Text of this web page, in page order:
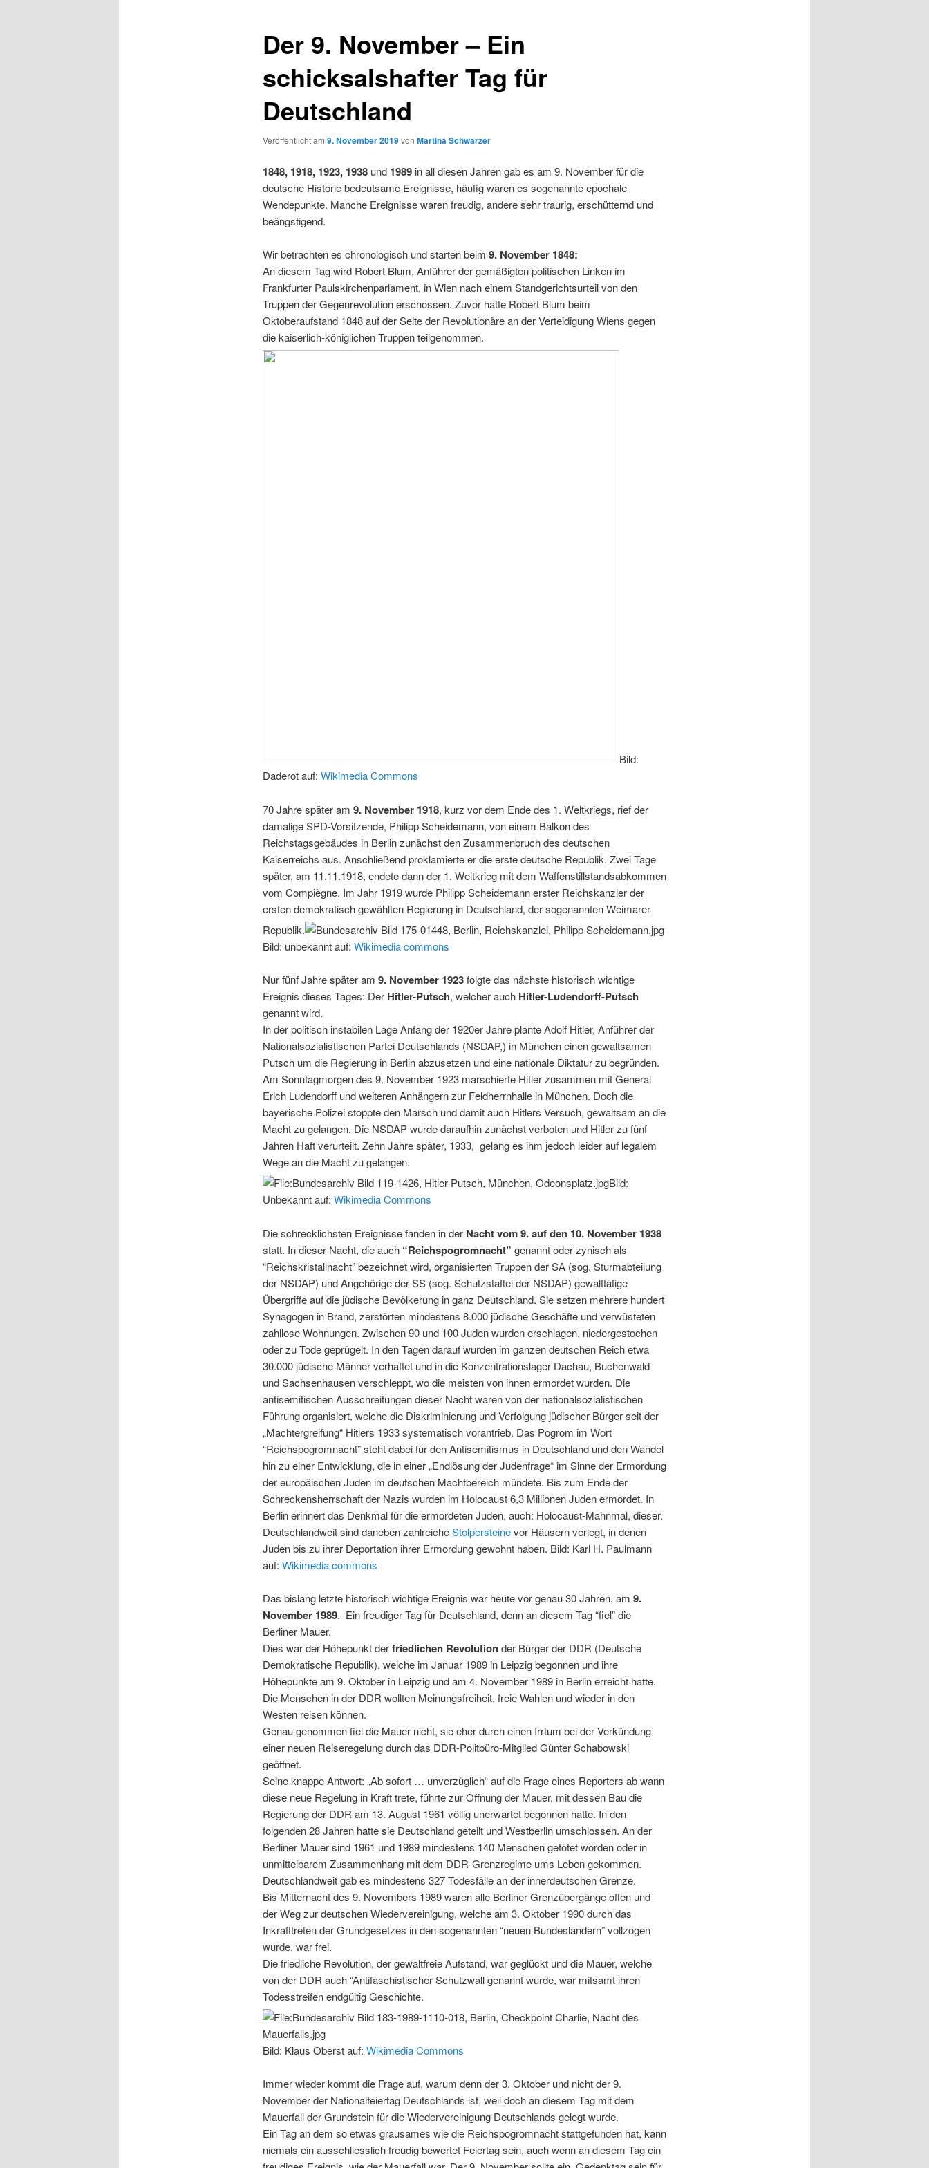
Der 9. November – Ein
schicksalshafter Tag für
Deutschland
Veröffentlicht am 9. November 2019von Martina Schwarzer
1848, 1918, 1923, 1938und 1989in all diesen Jahren gab es am 9. November für die
deutsche Historie bedeutsame Ereignisse, häufig waren es sogenannte epochale
Wendepunkte. Manche Ereignisse waren freudig, andere sehr traurig, erschütternd und
beängstigend.
Wir betrachten es chronologisch und starten beim 9. November 1848:
An diesem Tag wird Robert Blum, Anführer der gemäßigten politischen Linken im
Frankfurter Paulskirchenparlament, in Wien nach einem Standgerichtsurteil von den
Truppen der Gegenrevolution erschossen. Zuvor hatte Robert Blum beim
Oktoberaufstand 1848 auf der Seite der Revolutionäre an der Verteidigung Wiens gegen
die kaiserlich-königlichen Truppen teilgenommen.
Bild:
Daderot auf: Wikimedia Commons
70 Jahre später am 9. November 1918, kurz vor dem Ende des 1. Weltkriegs, rief der
damalige SPD-Vorsitzende, Philipp Scheidemann, von einem Balkon des
Reichstagsgebäudes in Berlin zunächst den Zusammenbruch des deutschen
Kaiserreichs aus. Anschließend proklamierte er die erste deutsche Republik. Zwei Tage
später, am 11.11.1918, endete dann der 1. Weltkrieg mit dem Waffenstillstandsabkommen
vom Compiègne. Im Jahr 1919 wurde Philipp Scheidemann erster Reichskanzler der
ersten demokratisch gewählten Regierung in Deutschland, der sogenannten Weimarer
Republik.
Bild: unbekannt auf: Wikimedia commons
Nur fünf Jahre später am 9. November 1923folgte das nächste historisch wichtige
Ereignis dieses Tages: Der Hitler-Putsch, welcher auch Hitler-Ludendorff-Putsch
genannt wird.
In der politisch instabilen Lage Anfang der 1920er Jahre plante Adolf Hitler, Anführer der
Nationalsozialistischen Partei Deutschlands (NSDAP,) in München einen gewaltsamen
Putsch um die Regierung in Berlin abzusetzen und eine nationale Diktatur zu begründen.
Am Sonntagmorgen des 9. November 1923 marschierte Hitler zusammen mit General
Erich Ludendorff und weiteren Anhängern zur Feldherrnhalle in München. Doch die
bayerische Polizei stoppte den Marsch und damit auch Hitlers Versuch, gewaltsam an die
Macht zu gelangen. Die NSDAP wurde daraufhin zunächst verboten und Hitler zu fünf
Jahren Haft verurteilt. Zehn Jahre später, 1933, gelang es ihm jedoch leider auf legalem
Wege an die Macht zu gelangen.
Bild:
Unbekannt auf: Wikimedia Commons
Die schrecklichsten Ereignisse fanden in derNacht vom 9. auf den 10. November 1938
statt. In dieser Nacht, die auch “Reichspogromnacht” genannt oder zynisch als
“Reichskristallnacht” bezeichnet wird, organisierten Truppen der SA (sog. Sturmabteilung
der NSDAP) und Angehörige der SS (sog. Schutzstaffel der NSDAP) gewalttätige
Übergriffe auf die jüdische Bevölkerung in ganz Deutschland. Sie setzen mehrere hundert
Synagogen in Brand, zerstörten mindestens 8.000 jüdische Geschäfte und verwüsteten
zahllose Wohnungen. Zwischen 90 und 100 Juden wurden erschlagen, niedergestochen
oder zu Tode geprügelt. In den Tagen darauf wurden im ganzen deutschen Reich etwa
30.000 jüdische Männer verhaftet und in die Konzentrationslager Dachau, Buchenwald
und Sachsenhausen verschleppt, wo die meisten von ihnen ermordet wurden. Die
antisemitischen Ausschreitungen dieser Nacht waren von der nationalsozialistischen
Führung organisiert, welche die Diskriminierung und Verfolgung jüdischer Bürger seit der
„Machtergreifung“ Hitlers 1933 systematisch vorantrieb. Das Pogrom im Wort
“Reichspogromnacht” steht dabei für den Antisemitismus in Deutschland und den Wandel
hin zu einer Entwicklung, die in einer „Endlösung der Judenfrage“ im Sinne der Ermordung
der europäischen Juden im deutschen Machtbereich mündete. Bis zum Ende der
Schreckensherrschaft der Nazis wurden im Holocaust 6,3 Millionen Juden ermordet. In
Berlin erinnert das Denkmal für die ermordeten Juden, auch: Holocaust-Mahnmal, dieser.
Deutschlandweit sind daneben zahlreicheStolpersteinevor Häusern verlegt, in denen
Juden bis zu ihrer Deportation ihrer Ermordung gewohnt haben. Bild: Karl H. Paulmann
auf: Wikimedia commons
Das bislang letzte historisch wichtige Ereignis war heute vor genau 30 Jahren, am 9.
November 1989. Ein freudiger Tag für Deutschland, denn an diesem Tag “fiel” die
Berliner Mauer.
Dies war der Höhepunkt derfriedlichen Revolutionder Bürger der DDR (Deutsche
Demokratische Republik), welche im Januar 1989 in Leipzig begonnen und ihre
Höhepunkte am 9. Oktober in Leipzig und am 4. November 1989 in Berlin erreicht hatte.
Die Menschen in der DDR wollten Meinungsfreiheit, freie Wahlen und wieder in den
Westen reisen können.
Genau genommen fiel die Mauer nicht, sie eher durch einen Irrtum bei der Verkündung
einer neuen Reiseregelung durch das DDR-Politbüro-Mitglied Günter Schabowski
geöffnet.
Seine knappe Antwort: „Ab sofort … unverzüglich“ auf die Frage eines Reporters ab wann
diese neue Regelung in Kraft trete, führte zur Öffnung der Mauer, mit dessen Bau die
Regierung der DDR am 13. August 1961 völlig unerwartet begonnen hatte. In den
folgenden 28 Jahren hatte sie Deutschland geteilt und Westberlin umschlossen. An der
Berliner Mauer sind 1961 und 1989 mindestens 140 Menschen getötet worden oder in
unmittelbarem Zusammenhang mit dem DDR-Grenzregime ums Leben gekommen.
Deutschlandweit gab es mindestens 327 Todesfälle an der innerdeutschen Grenze.
Bis Mitternacht des 9. Novembers 1989 waren alle Berliner Grenzübergänge offen und
der Weg zur deutschen Wiedervereinigung, welche am 3. Oktober 1990 durch das
Inkrafttreten der Grundgesetzes in den sogenannten “neuen Bundesländern” vollzogen
wurde, war frei.
Die friedliche Revolution, der gewaltfreie Aufstand, war geglückt und die Mauer, welche
von der DDR auch “Antifaschistischer Schutzwall genannt wurde, war mitsamt ihren
Todesstreifen endgültig Geschichte.
Bild: Klaus Oberst auf: Wikimedia Commons
Immer wieder kommt die Frage auf, warum denn der 3. Oktober und nicht der 9.
November der Nationalfeiertag Deutschlands ist, weil doch an diesem Tag mit dem
Mauerfall der Grundstein für die Wiedervereinigung Deutschlands gelegt wurde.
Ein Tag an dem so etwas grausames wie die Reichspogromnacht stattgefunden hat, kann
niemals ein ausschliesslich freudig bewertet Feiertag sein, auch wenn an diesem Tag ein